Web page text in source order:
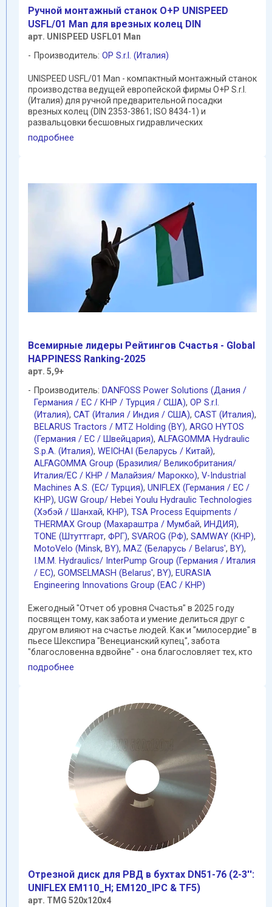
Ручной монтажный станок O+P UNISPEED
USFL/01 Man для врезных колец DIN
арт. UNISPEED USFL01 Man
Производитель: OP S.r.l. (Италия)
UNISPEED USFL/01 Man - компактный монтажный станок
производства ведущей европейской фирмы O+P S.r.l.
(Италия) для ручной предварительной посадки
врезных колец (DIN 2353-3861; ISO 8434-1) и
развальцовки бесшовных гидравлических
прецизионных труб ...
подробнее
Всемирные лидеры Pейтингов Cчастья - Global
HAPPINESS Ranking-2025
арт. 5,9+
Производитель: DANFOSS Power Solutions (Дания /
Германия / EC / КНР / Турция / США), OP S.r.l.
(Италия), CAT (Италия / Индия / США), CAST (Италия),
BELARUS Tractors / MTZ Holding (BY), ARGO HYTOS
(Германия / EC / Швейцария), ALFAGOMMA Hydraulic
S.p.A. (Италия), WEICHAI (Беларусь / Китай),
ALFAGOMMA Group (Бразилия/ Великобритания/
Италия/ЕС / КНР / Малайзия/ Марокко), V-Industrial
Machines A.S. (EC/ Турция), UNIFLEX (Германия / EC /
КНР), UGW Group/ Hebei Youlu Hydraulic Technologies
(Хэбэй / Шанхай, КНР), TSA Process Equipments /
THERMAX Group (Махараштра / Мумбай, ИНДИЯ),
TONE (Штуттгарт, ФРГ), SVAROG (РФ), SAMWAY (КНР),
MotoVelo (Minsk, BY), MAZ (Беларусь / Belarus', BY),
I.M.M. Hydraulics/ InterPump Group (Германия / Италия
/ ЕС), GOMSELMASH (Belarus', BY), EURASIA
Engineering Innovations Group (EAC / КНР)
Ежегодный "Отчет об уровня Счастья" в 2025 году
посвящен тому, как забота и умение делиться друг с
другом влияют на счастье людей. Как и "милосердие" в
пьесе Шекспира "Венецианский купец", забота
"благословенна вдвойне" - она благословляет тех, кто
подробнее
Отрезной диск для РВД в бухтах DN51-76 (2-3'':
UNIFLEX EM110_H; EM120_IPC & TF5)
арт. TMG 520х120х4